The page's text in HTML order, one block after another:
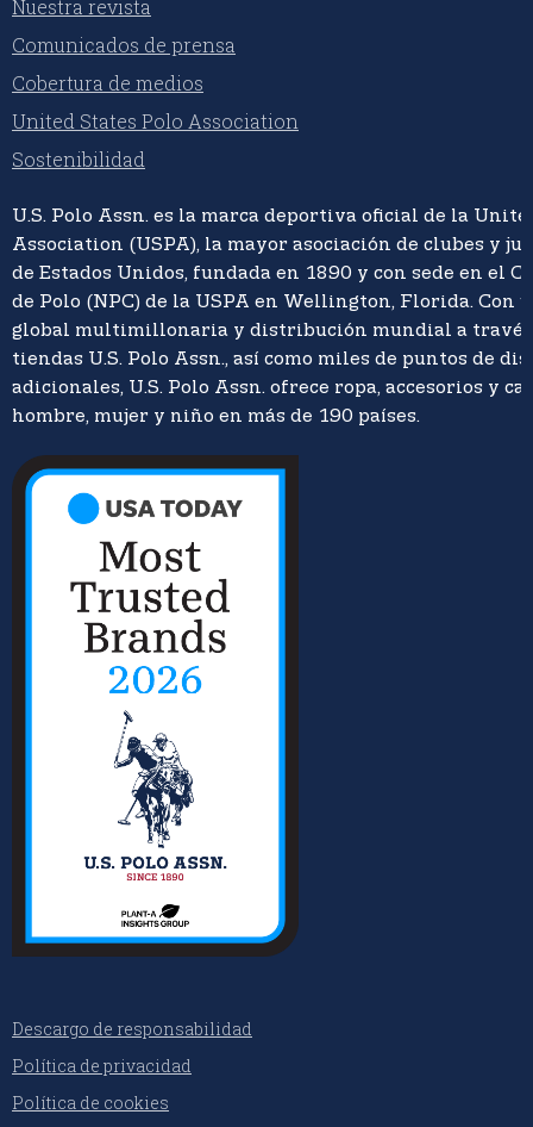
Nuestra revista
Comunicados de prensa
Cobertura de medios
United States Polo Association
Sostenibilidad
U.S. Polo Assn. es la marca deportiva oficial de la
Association (USPA), la mayor asociación de clubes y
de Estados Unidos, fundada en 1890 y con sede en el
de Polo (NPC) de la USPA en Wellington, Florida. Con
global multimillonaria y distribución mundial a través
tiendas U.S. Polo Assn., así como miles de puntos de
adicionales, U.S. Polo Assn. ofrece ropa, accesorios y
hombre, mujer y niño en más de 190 países.
Descargo de responsabilidad
Política de privacidad
Política de cookies